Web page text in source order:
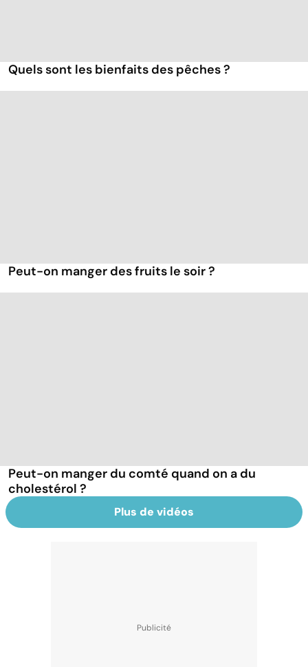
Quels sont les bienfaits des pêches ?
Peut-on manger des fruits le soir ?
Peut-on manger du comté quand on a du
cholestérol ?
Plus de vidéos